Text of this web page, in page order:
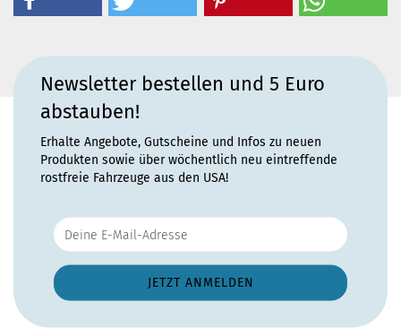
Newsletter bestellen und 5 Euro
abstauben!
Erhalte Angebote, Gutscheine und Infos zu neuen
Produkten sowie über wöchentlich neu eintreffende
rostfreie Fahrzeuge aus den USA!